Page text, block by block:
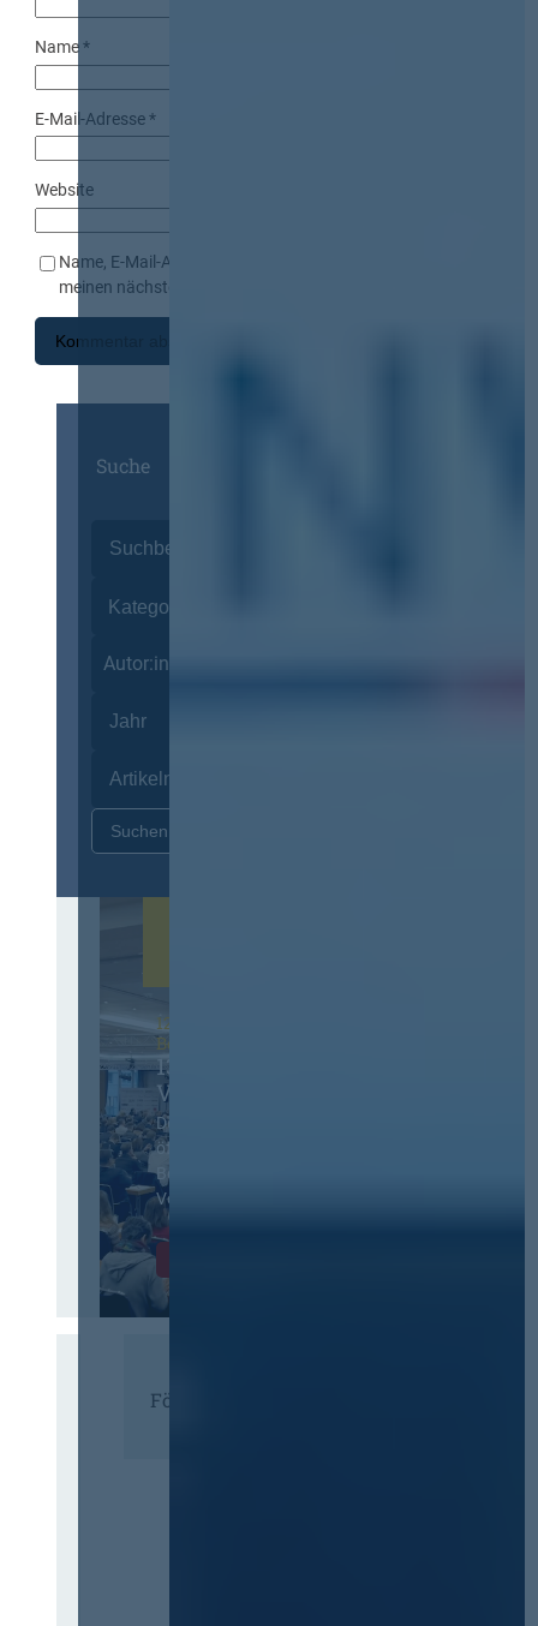
Name*
E-Mail-Adresse*
Website
Name, E-Mail-Adresse und Website in diesem Browser für
meinen nächsten Kommentar speichern.
Suche
Autor:innen
12. & 13. November 2026 in
Berlin
13. Deutscher
Vergabetag
Der Jahreskongress für
öffentliches
Beschaffungswesen und
Vergaberecht
Förderer